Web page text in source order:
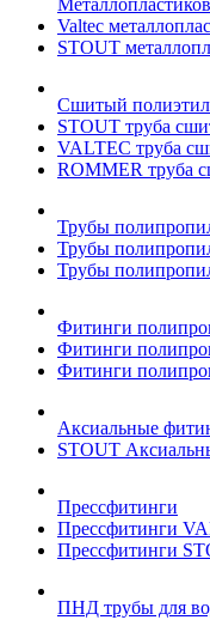
Valtec
STOUT
Сшитый
STOUT труба
VALTEC труба
ROMMER труба
Трубы
Трубы
Трубы
Фитинги
Фитинги
Фитинги
Аксиальные
STOUT
Прессфитинги
Прессфитинги
Прессфитинги
ПНД трубы для